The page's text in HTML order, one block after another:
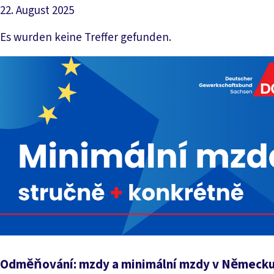
22. August 2025
Datei herunterladen
Es wurden keine Treffer gefunden.
Odměňování: mzdy a minimální mzdy v